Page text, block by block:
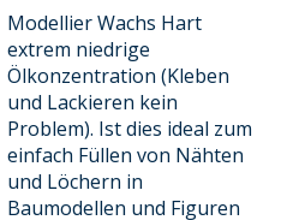
Modellier Wachs Hart
extrem niedrige
Ölkonzentration (Kleben
und Lackieren kein
Problem). Ist dies ideal zum
einfach Füllen von Nähten
und Löchern in
Baumodellen und Figuren